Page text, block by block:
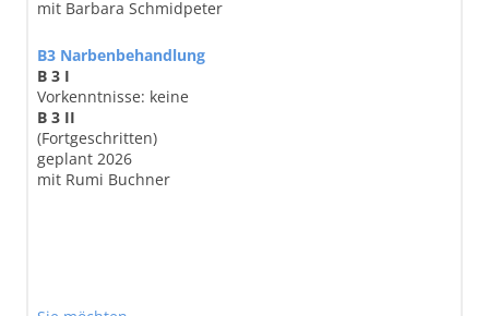
mit Barbara Schmidpeter
B3 Narbenbehandlung
B 3 I
Vorkenntnisse: keine
B 3 II
(Fortgeschritten)
geplant 2026
mit Rumi Buchner